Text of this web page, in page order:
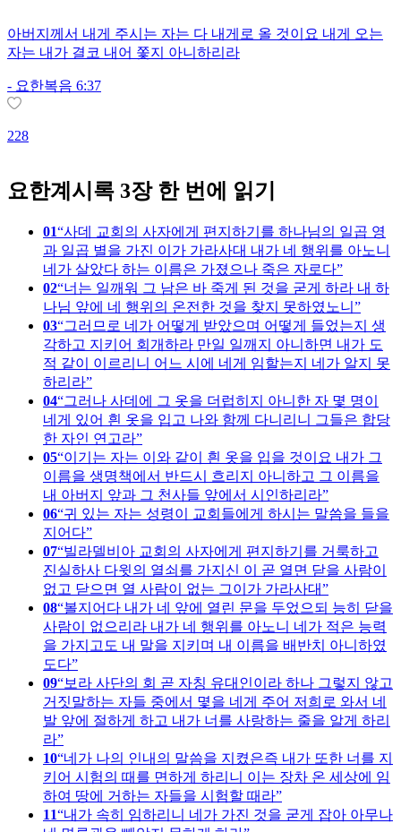
아버지께서 내게 주시는 자는 다 내게로 올 것이요 내게 오는
자는 내가 결코 내어 쫓지 아니하리라
- 요한복음 6:37
228
요한계시록 3장 한 번에 읽기
01 사데 교회의 사자에게 편지하기를 하나님의 일곱 영
과 일곱 별을 가진 이가 가라사대 내가 네 행위를 아노니
네가 살았다 하는 이름은 가졌으나 죽은 자로다
02 너는 일깨워 그 남은 바 죽게 된 것을 굳게 하라 내 하
나님 앞에 네 행위의 온전한 것을 찾지 못하였노니
03 그러므로 네가 어떻게 받았으며 어떻게 들었는지 생
각하고 지키어 회개하라 만일 일깨지 아니하면 내가 도
적 같이 이르리니 어느 시에 네게 임할는지 네가 알지 못
하리라
04 그러나 사데에 그 옷을 더럽히지 아니한 자 몇 명이
네게 있어 흰 옷을 입고 나와 함께 다니리니 그들은 합당
한 자인 연고라
05 이기는 자는 이와 같이 흰 옷을 입을 것이요 내가 그
이름을 생명책에서 반드시 흐리지 아니하고 그 이름을
내 아버지 앞과 그 천사들 앞에서 시인하리라
06 귀 있는 자는 성령이 교회들에게 하시는 말씀을 들을
지어다
07 빌라델비아 교회의 사자에게 편지하기를 거룩하고
진실하사 다윗의 열쇠를 가지신 이 곧 열면 닫을 사람이
없고 닫으면 열 사람이 없는 그이가 가라사대
08 볼지어다 내가 네 앞에 열린 문을 두었으되 능히 닫을
사람이 없으리라 내가 네 행위를 아노니 네가 적은 능력
을 가지고도 내 말을 지키며 내 이름을 배반치 아니하였
도다
09 보라 사단의 회 곧 자칭 유대인이라 하나 그렇지 않고
거짓말하는 자들 중에서 몇을 네게 주어 저희로 와서 네
발 앞에 절하게 하고 내가 너를 사랑하는 줄을 알게 하리
라
10 네가 나의 인내의 말씀을 지켰은즉 내가 또한 너를 지
키어 시험의 때를 면하게 하리니 이는 장차 온 세상에 임
하여 땅에 거하는 자들을 시험할 때라
11 내가 속히 임하리니 네가 가진 것을 굳게 잡아 아무나